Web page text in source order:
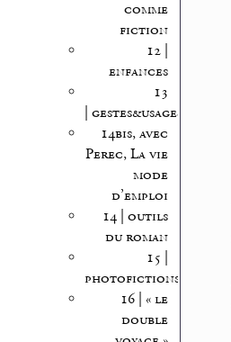
comme
fiction
12 |
enfances
13
| gestes&usages
14bis, avec
Perec, La vie
mode
d’emploi
14 | outils
du roman
15 |
photofictions
16 | « le
double